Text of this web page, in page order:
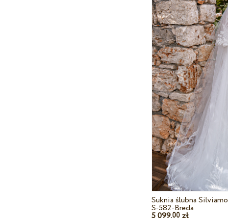
Suknia ślubna Silviamo
S-582-Breda
5 099.00 zł